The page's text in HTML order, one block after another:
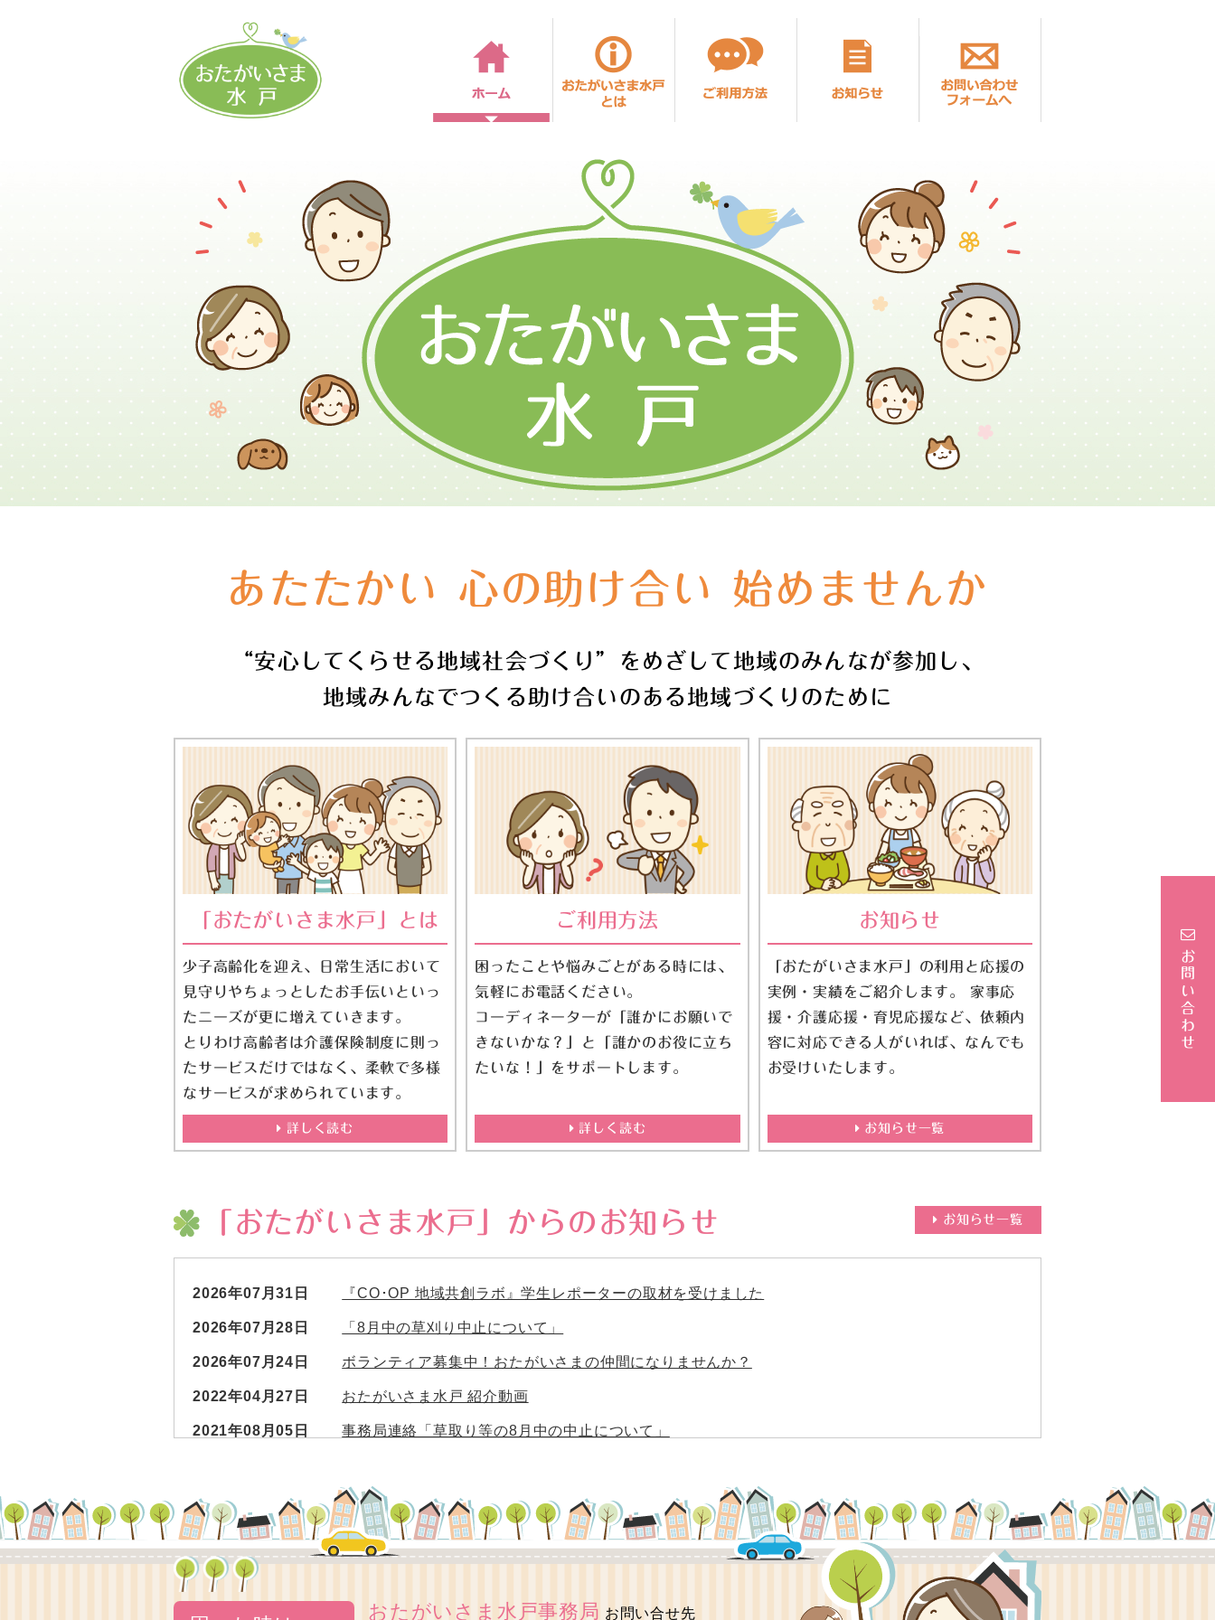
ホーム おたがいさま水戸とはご利用方法 お知らせ
お問い合わせ
あたたかい 心の助け合い 始めませんか
“安心してくらせる地域社会づくり”をめざして地域のみんなが参加し、
地域みんなでつくる助け合いのある地域づくりのために
「おたがいさま水戸」とは
少子高齢化を迎え、日常生活において
見守りやちょっとしたお手伝いといっ
たニーズが更に増えていきます。
とりわけ高齢者は介護保険制度に則っ
たサービスだけではなく、柔軟で多様
なサービスが求められています。
詳しく読む
ご利用方法
困ったことや悩みごとがある時には、
気軽にお電話ください。
コーディネーターが「誰かにお願いで
きないかな？」と「誰かのお役に立ち
たいな！」をサポートします。
詳しく読む
お知らせ
「おたがいさま水戸」の利用と応援の
実例・実績をご紹介します。 家事応
援・介護応援・育児応援など、依頼内
容に対応できる人がいれば、なんでも
お受けいたします。
お知らせ一覧
「おたがいさま水戸」からのお知らせ お知らせ一覧
2026年07月31日 『CO･OP 地域共創ラボ』学生レポーターの取材を受けました
2026年07月28日 「8月中の草刈り中止について」
2026年07月24日 ボランティア募集中！おたがいさまの仲間になりませんか？
2022年04月27日 おたがいさま水戸 紹介動画
2021年08月05日 事務局連絡「草取り等の8月中の中止について」
2020年11月02日 「第１回サポーター交流会」を開催しました。
2020年07月03日 第３回総会を開催しました。
2020年04月08日
2020年01月13日 おたがいさま活動の学習会を開催しました
おたがいさま水戸事務局 お問い合せ先